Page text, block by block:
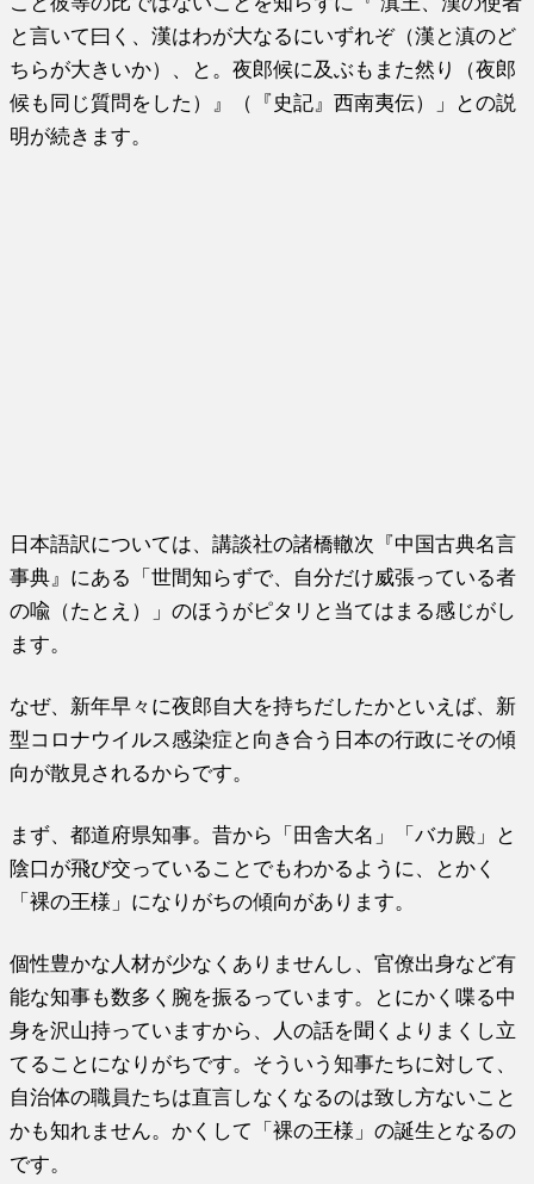
と言いて曰く、漢はわが大なるにいずれぞ（漢と滇のど
ちらが大きいか）、と。夜郎候に及ぶもまた然り（夜郎
候も同じ質問をした）』（『史記』西南夷伝）」との説
明が続きます。
日本語訳については、講談社の諸橋轍次『中国古典名言
事典』にある「世間知らずで、自分だけ威張っている者
の喩（たとえ）」のほうがピタリと当てはまる感じがし
ます。
なぜ、新年早々に夜郎自大を持ちだしたかといえば、新
型コロナウイルス感染症と向き合う日本の行政にその傾
向が散見されるからです。
まず、都道府県知事。昔から「田舎大名」「バカ殿」と
陰口が飛び交っていることでもわかるように、とかく
「裸の王様」になりがちの傾向があります。
個性豊かな人材が少なくありませんし、官僚出身など有
能な知事も数多く腕を振るっています。とにかく喋る中
身を沢山持っていますから、人の話を聞くよりまくし立
てることになりがちです。そういう知事たちに対して、
自治体の職員たちは直言しなくなるのは致し方ないこと
かも知れません。かくして「裸の王様」の誕生となるの
です。